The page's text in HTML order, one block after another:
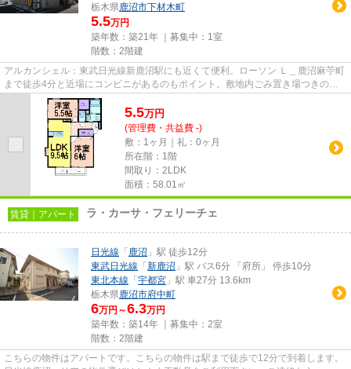
栃木県鹿沼市下材木町
5.5万円
築年数：築21年 ｜募集中： 1室
階数：2階建
アルカンシェル：東武日光線新鹿沼駅にも近くて便利。ローソン Ｌ＿鹿沼麻苧町
まで徒歩4分と近場にコンビニがあるのもポイント。敷地内ごみ置き場つきの物
件は最近ますますポピュラー...
5.5万円
(管理費・共益費 -)
敷：1ヶ月｜礼：0ヶ月
所在階：1階
間取り：2LDK
面積：58.01㎡
賃貸｜アパート ラ・カーサ・フェリーチェ
日光線 「 鹿沼 」駅 徒歩12分
東武日光線 「 新鹿沼 」駅 バス6分 「府所」 停歩10分
東北本線 「 宇都宮 」駅 車27分 13.6km
栃木県鹿沼市府中町
6万円～6.3万円
築年数：築14年 ｜募集中： 2室
階数：2階建
こちらの物件はアパートです。こちらの物件は駅まで徒歩で12分で到着します。